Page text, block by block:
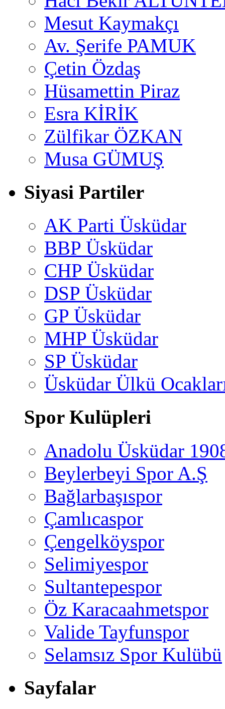
Mesut Kaymakçı
Av. Şerife PAMUK
Çetin Özdaş
Hüsamettin Piraz
Esra KİRİK
Zülfikar ÖZKAN
Musa GÜMUŞ
Siyasi Partiler
AK Parti Üsküdar
BBP Üsküdar
CHP Üsküdar
DSP Üsküdar
GP Üsküdar
MHP Üsküdar
SP Üsküdar
Üsküdar Ülkü
Spor Kulüpleri
Anadolu Üsküdar
Beylerbeyi Spor A.Ş
Bağlarbaşıspor
Çamlıcaspor
Çengelköyspor
Selimiyespor
Sultantepespor
Öz Karacaahmetspor
Valide Tayfunspor
Selamsız Spor Kulübü
Sayfalar